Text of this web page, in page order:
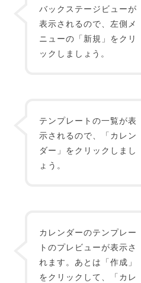
バックステージビューが
表示されるので、左側メ
ニューの「新規」をクリ
ックしましょう。
テンプレートの一覧が表
示されるので、「カレン
ダー」をクリックしまし
ょう。
カレンダーのテンプレー
トのプレビューが表示さ
れます。あとは「作成」
をクリックして、「カレ